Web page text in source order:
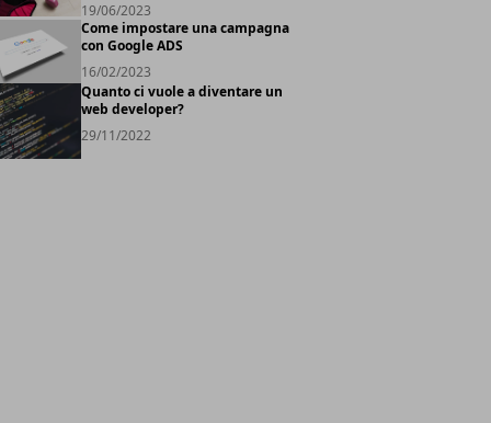
19/06/2023
Come impostare una campagna
con Google ADS
16/02/2023
Quanto ci vuole a diventare un
web developer?
29/11/2022